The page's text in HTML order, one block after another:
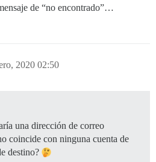
de “no encontrado”…
2020 02:50
una dirección de correo
coincide con ninguna cuenta de
destino?